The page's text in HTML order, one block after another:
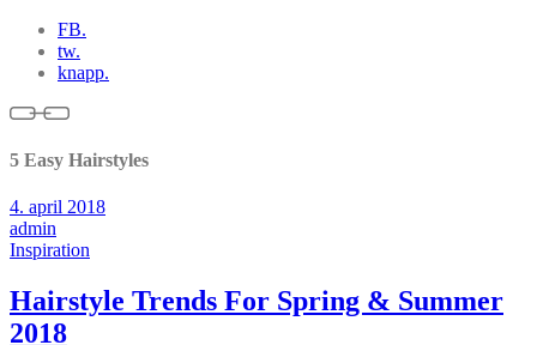
FB.
tw.
knapp.
5 Easy Hairstyles
4. april 2018
admin
Inspiration
Hairstyle Trends For Spring & Summer
2018